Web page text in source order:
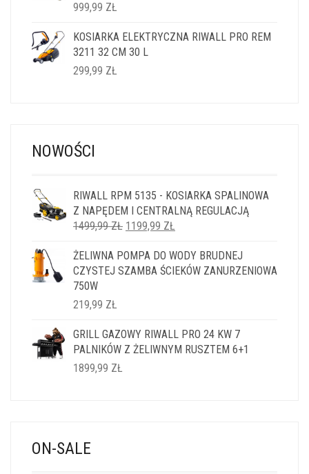
999,99 ZŁ
KOSIARKA ELEKTRYCZNA RIWALL PRO REM
3211 32 CM 30 L
299,99 ZŁ
NOWOŚCI
RIWALL RPM 5135 - KOSIARKA SPALINOWA
Z NAPĘDEM I CENTRALNĄ REGULACJĄ
1499,99ZŁ PIERWOTNA
WYNOSIŁA:
1499,99 ZŁ.
1199,99 ZŁ
WYNOSI:
1199,99 ZŁ.
ŻELIWNA POMPA DO WODY BRUDNEJ
CZYSTEJ SZAMBA ŚCIEKÓW ZANURZENIOWA
750W
219,99 ZŁ
GRILL GAZOWY RIWALL PRO 24 KW 7
PALNIKÓW Z ŻELIWNYM RUSZTEM 6+1
1899,99 ZŁ
ON-SALE